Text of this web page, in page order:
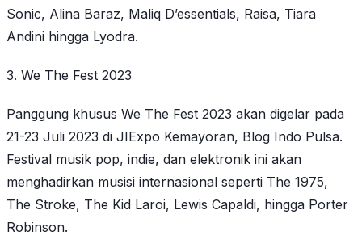
Sonic, Alina Baraz, Maliq D’essentials, Raisa, Tiara
Andini hingga Lyodra.
3. We The Fest 2023
Panggung khusus We The Fest 2023 akan digelar pada
21-23 Juli 2023 di JIExpo Kemayoran, Blog Indo Pulsa.
Festival musik pop, indie, dan elektronik ini akan
menghadirkan musisi internasional seperti The 1975,
The Stroke, The Kid Laroi, Lewis Capaldi, hingga Porter
Robinson.